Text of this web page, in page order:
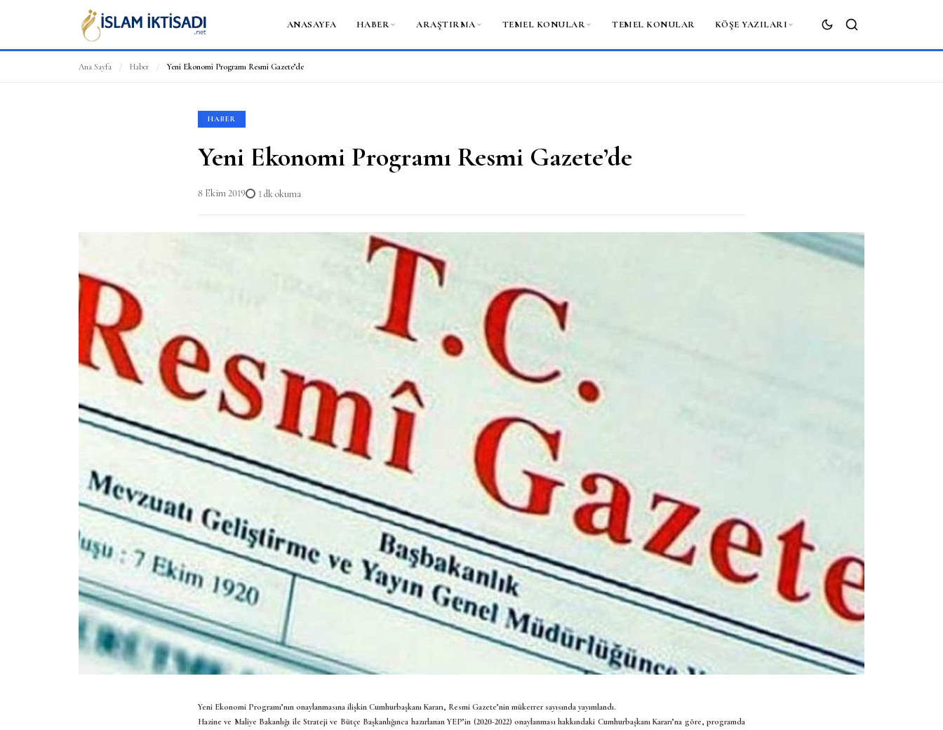
ANASAYFA HABER ARAŞTIRMA TEMEL KONULAR TEMEL KONULAR KÖŞE YAZILARI
ARA
Ana Sayfa / Haber / Yeni Ekonomi Programı Resmi Gazete’de
HABER
Yeni Ekonomi Programı Resmi Gazete’de
8 Ekim 2019 1 dk okuma
Yeni Ekonomi Programı’nın onaylanmasına ilişkin Cumhurbaşkanı Kararı, Resmi Gazete’nin mükerrer sayısında yayımlandı.
Hazine ve Maliye Bakanlığı ile Strateji ve Bütçe Başkanlığınca hazırlanan YEP’in (2020-2022) onaylanması hakkındaki Cumhurbaşkanı Kararı’na göre, programda